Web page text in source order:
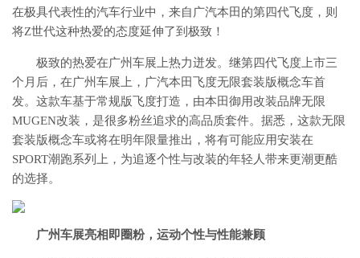
在极具代表性的汽车行业中，来自广汽本田的第四代飞度，则
将Z世代这种热爱的态度延伸了到极致！
极致的热爱在广州车展上热力迸发。继第四代飞度上市三
个月后，在广州车展上，广汽本田飞度无限套装版概念车首
发。这款车基于常规版飞度打造，由本田御用改装品牌无限
MUGEN改装，是很多粉丝追求的高品质套件。据悉，这款无限
套装版概念车或将在明年限量推出，将有可能应用安装在
SPORT潮跑系列上，为追逐个性与改装的年轻人带来更潮更酷
的选择。
广州车展亮相即圈粉，运动个性与性能兼顾